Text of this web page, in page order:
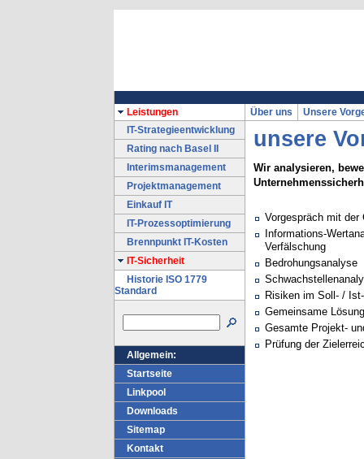
Leistungen Über uns
Unsere
IT-Strategieentwicklung
Rating nach Basel II
Interimsmanagement
Projektmanagement
Einkauf IT
IT-Prozessoptimierung
Brennpunkt IT-Kosten
IT-Sicherheit
Historie ISO 1779
Standard
Allgemein:
Startseite
Linkpool
Downloads
Sitemap
Kontakt
unsere
Wir analysieren,
Vorgespräch mit der
Informations-
Verfälschung
Bedrohungsanalyse
Risiken im Soll- /
Gemeinsame
Gesamte Projekt-
Prüfung der